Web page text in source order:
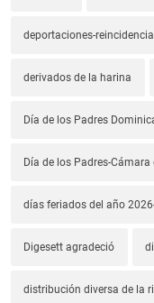
deportaciones-
derivados de la harina
Día de los Padres
Día de los Padres-
días feriados del año
Digesett agradeció
distribución diversa de la